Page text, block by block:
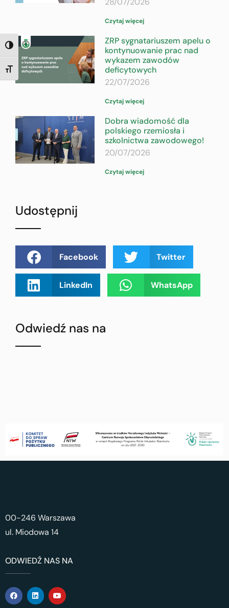
TOGGLE HIGH CONTRAST
TOGGLE FONT SIZE
Czytaj więcej
ZRP sygnatariuszem apelu o
kontynuowanie prac nad
wykazem zawodów
deficytowych
22/07/2026
Czytaj więcej
Dobra wiadomość dla
polskiego rzemiosła i
szkolnictwa zawodowego!
20/07/2026
Czytaj więcej
Udostępnij
Facebook Twitter
LinkedIn WhatsApp
Odwiedź nas na
00-246 Warszawa
ul. Miodowa 14
ODWIEDŹ NAS NA